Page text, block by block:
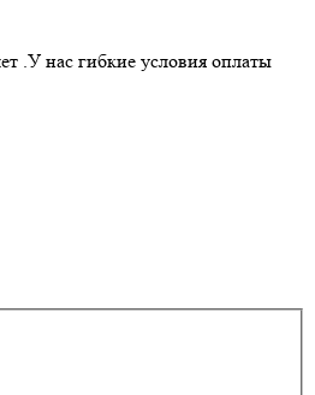
.У нас гибкие условия оплаты